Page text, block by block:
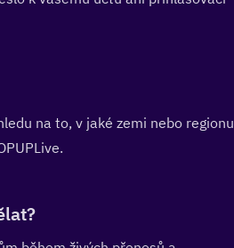
na to, v jaké zemi nebo regionu